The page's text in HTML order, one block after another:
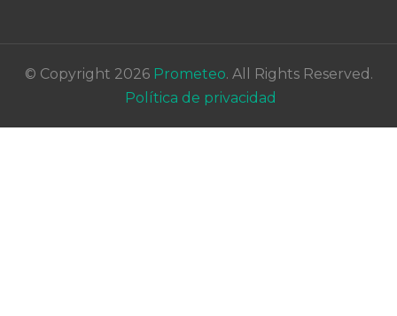
© Copyright 2026 Prometeo. All Rights Reserved.
Política de privacidad